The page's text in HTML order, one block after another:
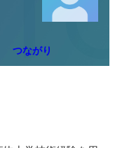
つながり